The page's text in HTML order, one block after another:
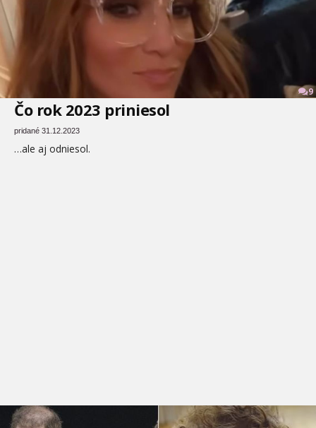
9
Čo rok 2023 priniesol
pridané 31.12.2023
…ale aj odniesol.